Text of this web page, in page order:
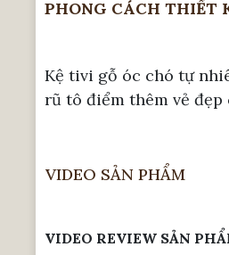
PHONG CÁCH THIẾT
Kệ tivi gỗ óc chó tự
rũ tô điểm thêm vẻ
VIDEO SẢN PHẨM
VIDEO REVIEW SẢN